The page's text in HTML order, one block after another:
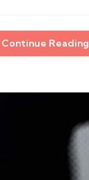
Continue Reading